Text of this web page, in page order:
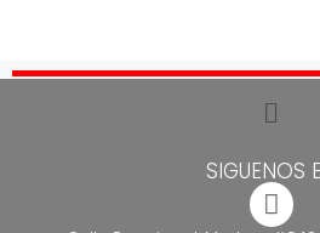
SIGUENOS